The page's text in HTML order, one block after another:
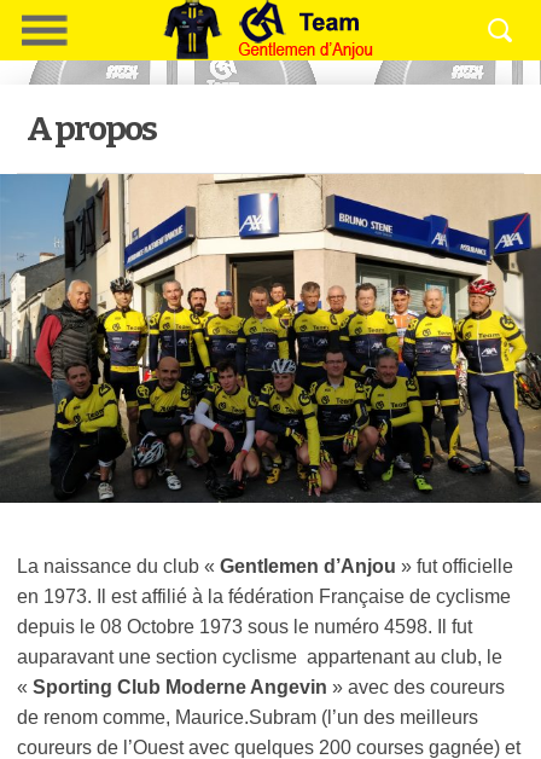
A propos
La naissance du club « Gentlemen d’Anjou » fut officielle
en 1973. Il est affilié à la fédération Française de cyclisme
depuis le 08 Octobre 1973 sous le numéro 4598. Il fut
auparavant une section cyclisme appartenant au club, le
« Sporting Club Moderne Angevin » avec des coureurs
de renom comme, Maurice.Subram (l’un des meilleurs
coureurs de l’Ouest avec quelques 200 courses gagnée) et